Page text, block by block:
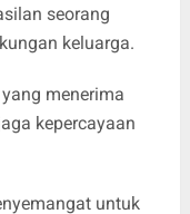
seorang
keluarga.
menerima
kepercayaan
untuk